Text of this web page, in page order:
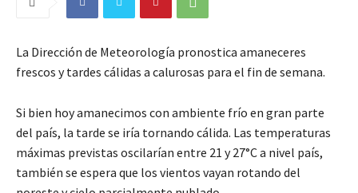
La Dirección de Meteorología pronostica amaneceres
frescos y tardes cálidas a calurosas para el fin de semana.
Si bien hoy amanecimos con ambiente frío en gran parte
del país, la tarde se iría tornando cálida. Las temperaturas
máximas previstas oscilarían entre 21 y 27°C a nivel país,
también se espera que los vientos vayan rotando del